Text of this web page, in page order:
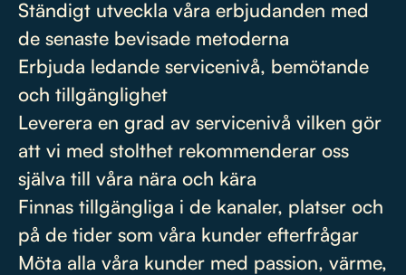
Ständigt utveckla våra erbjudanden med
de senaste bevisade metoderna
Erbjuda ledande servicenivå, bemötande
och tillgänglighet
Leverera en grad av servicenivå vilken gör
att vi med stolthet rekommenderar oss
själva till våra nära och kära
Finnas tillgängliga i de kanaler, platser och
på de tider som våra kunder efterfrågar
Möta alla våra kunder med passion, värme,